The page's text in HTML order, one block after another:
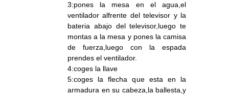
3:pones la mesa en el agua,el
ventilador alfrente del televisor y la
bateria abajo del televisor,luego te
montas a la mesa y pones la camisa
de fuerza,luego con la espada
prendes el ventilador.
4:coges la llave
5:coges la flecha que esta en la
armadura en su cabeza,la ballesta,y